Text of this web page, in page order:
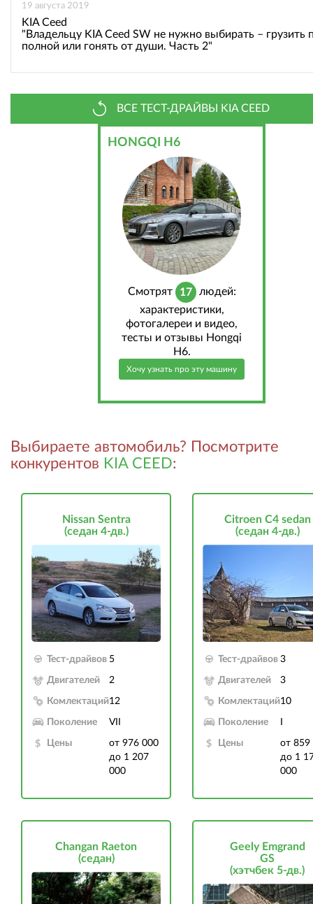
19 августа 2019
KIA Ceed
"Владельцу KIA Ceed SW не нужно выбирать – грузить
полной или гонять от души. Часть 2"
ВСЕ ТЕСТ-ДРАЙВЫ KIA CEED
HONGQI H6
Cмотрят 17 людей:
характеристики,
фотогалереи и видео,
тесты и отзывы Hongqi
H6.
Хочу узнать про эту машину
Выбираете автомобиль? Посмотрите
конкурентов KIA CEED:
Nissan Sentra
(седан 4-дв.)
Тест-драйвов 5
Двигателей 2
Комлектаций12
Поколение VII
Цены
от 976 000
до 1 207
000
Citroen C4 sedan
(седан 4-дв.)
Тест-драйвов 3
Двигателей 3
Комлектаций10
Поколение
Цены
от 859
до 1
000
Changan Raeton
(седан)
Geely Emgrand
GS
(хэтчбек 5-дв.)